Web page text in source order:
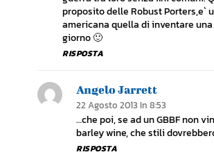
proposito delle Robust Porters,e`
americana quella di inventare
giorno 🙂
RISPOSTA
Angelo Jarrett
22 Agosto 2013 In 8:53
…che poi, se ad un GBBF non
barley wine, che stili
RISPOSTA